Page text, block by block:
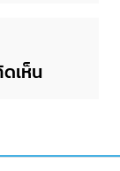
เห็น